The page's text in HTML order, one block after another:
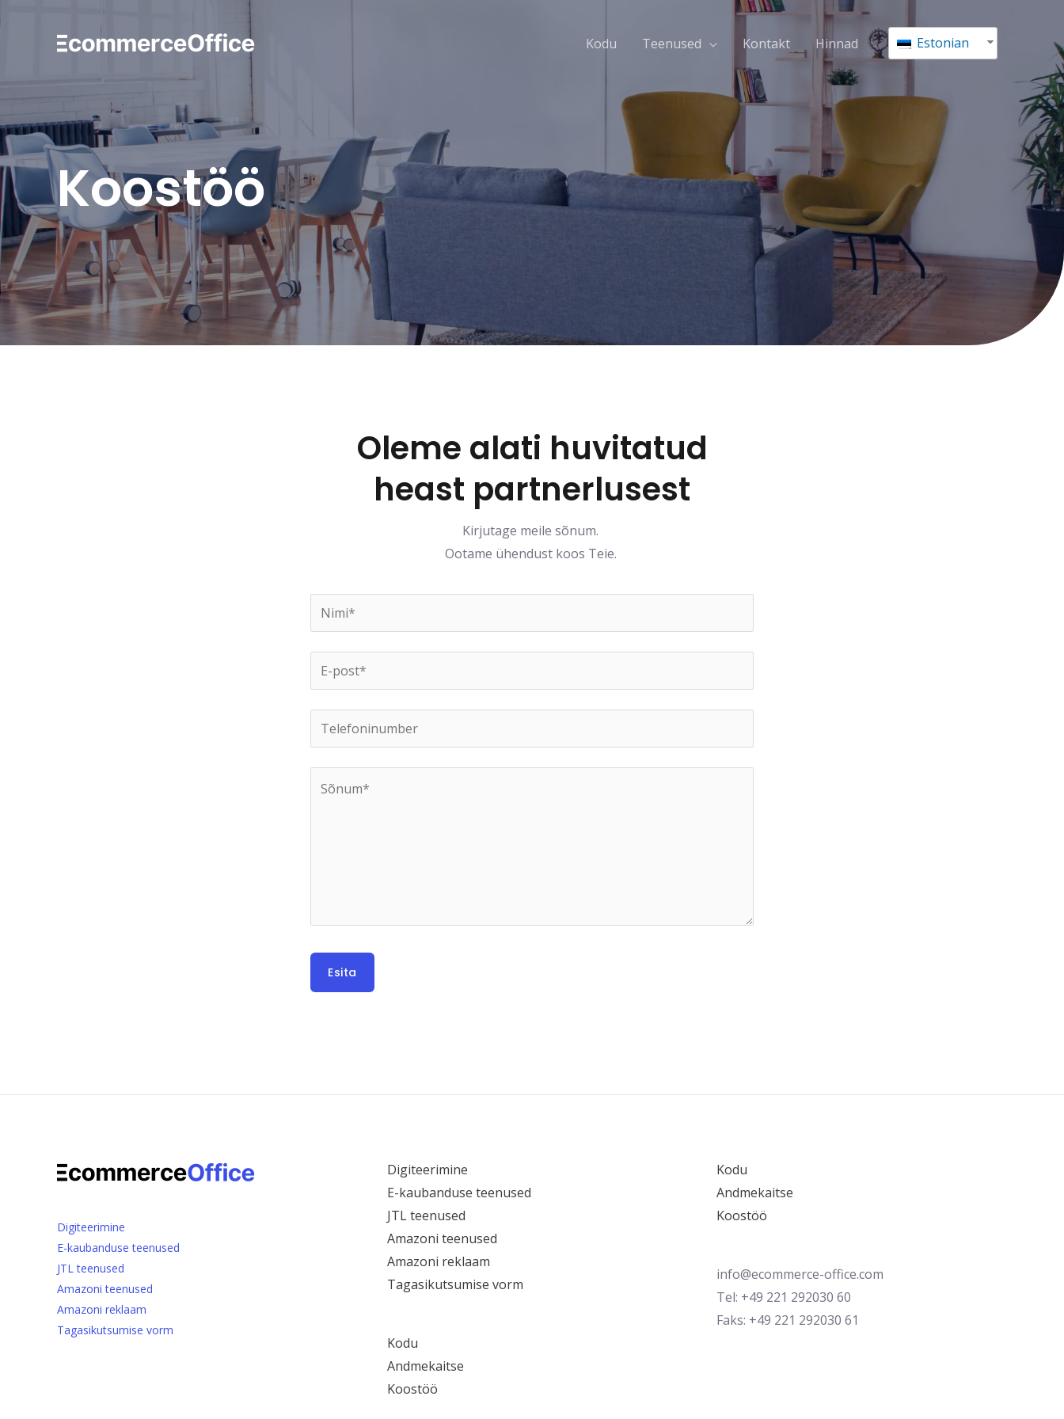
Kodu Teenused Kontakt Hinnad Estonian
Koostöö
Oleme alati huvitatud
heast partnerlusest
Kirjutage meile sõnum.
Ootame ühendust koos Teie.
Digiteerimine
E-kaubanduse teenused
JTL teenused
Amazoni teenused
Amazoni reklaam
Tagasikutsumise vorm
Digiteerimine
E-kaubanduse teenused
JTL teenused
Amazoni teenused
Amazoni reklaam
Tagasikutsumise vorm
Kodu
Andmekaitse
Koostöö
Kodu
Andmekaitse
Koostöö
info@ecommerce-office.com
Tel: +49 221 292030 60
Faks: +49 221 292030 61